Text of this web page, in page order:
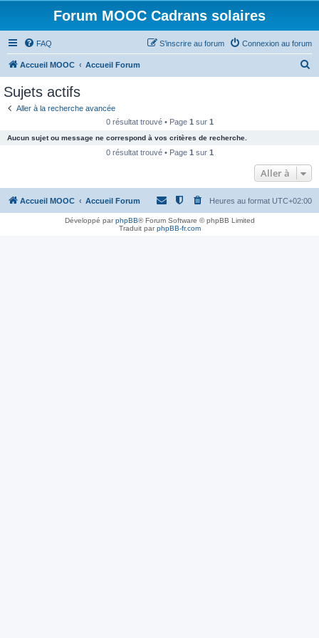
Forum MOOC Cadrans solaires
FAQ Connexion au forum
S’inscrire au forum
Accueil MOOC Accueil Forum
c
e
Sujets actifs
Aller à la recherche avancée
0 résultat trouvé • Page 1 sur 1
Aucun sujet ou message ne correspond à vos critères de recherche.
0 résultat trouvé • Page 1 sur 1
Aller à
Accueil MOOC Accueil Forum Heures au format UTC+02:00
Développé parphpBB® Forum Software © phpBB Limited
Traduit parphpBB-fr.com